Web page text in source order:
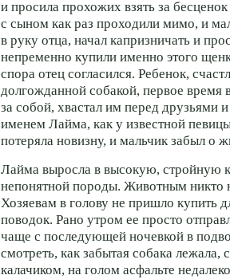
и просила прохожих взять за
с сыном как раз проходили мимо, и
в руку отца, начал капризничать и
непременно купили именно этого
спора отец согласился. Ребенок,
долгожданной собакой, первое время
за собой, хвастал им перед друзьями
именем Лайма, как у известной
потеряла новизну, и мальчик забыл о
Лайма выросла в высокую, стройную
непонятной породы. Животным никто
Хозяевам в голову не пришло купить
поводок. Рано утром ее просто
чаще с последующей ночевкой в
смотреть, как забытая собака лежала,
калачиком, на голом асфальте